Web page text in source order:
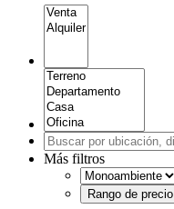
Más filtros
Rango de precio